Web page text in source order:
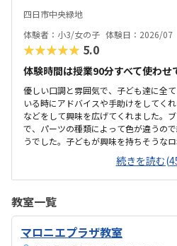
できました。入室したら必ず手を洗う
教科書などもきちんと整理整頓されてい
半額になりました。入会金も無料に。欲
四日市中央緑地
体験者：小3/女の子 体験日：2026/07
★★★★★ 5.0
体験時間は授業90分すべて使わせ
優しい口調と雰囲気で、子ども達に全
いる時にアドバイスや手助けをしてく
などをして興味を広げてくれました。
で、パーツの種類によって色が違うの
うでした。子どもが興味を持ちそうな
ったです。駐車場は停めやすく、分か
ます。近くに別の施設もあるので、習
思いました。教室はシンプルで余計な
したりできるのは助かります。料金は今
いませんが、子どもの成長具合で判断
的にどんどん作り進めていったのには
さんあれこれ説明されずブロックを触ら
続きを読む
教室一覧
マロニエプラザ教室